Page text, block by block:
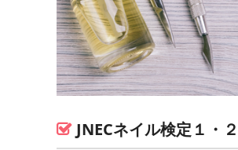
JNECネイル検定１・